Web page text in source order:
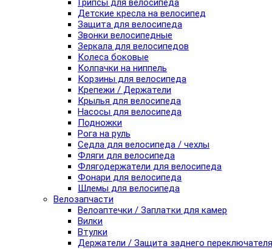
Грипсы для велосипеда
Детские кресла на велосипед
Защита для велосипеда
Звонки велосипедные
Зеркала для велосипедов
Колеса боковые
Колпачки на ниппель
Корзины для велосипеда
Крепежи / Держатели
Крылья для велосипеда
Насосы для велосипеда
Подножки
Рога на руль
Седла для велосипеда / чехлы
Фляги для велосипеда
Флягодержатели для велосипеда
Фонари для велосипеда
Шлемы для велосипеда
Велозапчасти
Велоаптечки / Заплатки для камер
Вилки
Втулки
Держатели / Защита заднего переключателя